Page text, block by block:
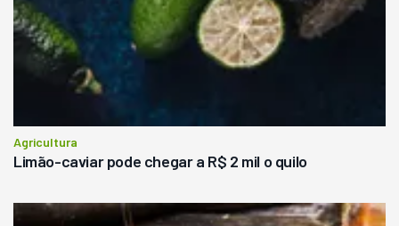
Agricultura
Limão-caviar pode chegar a R$ 2 mil o quilo